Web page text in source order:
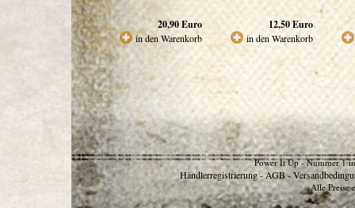
20,90Euro
in den Warenkorb
12,50Euro
in den Warenkorb
Power It Up - Nummer 1
Händlerregistrierung - AGB -
Alle Preise